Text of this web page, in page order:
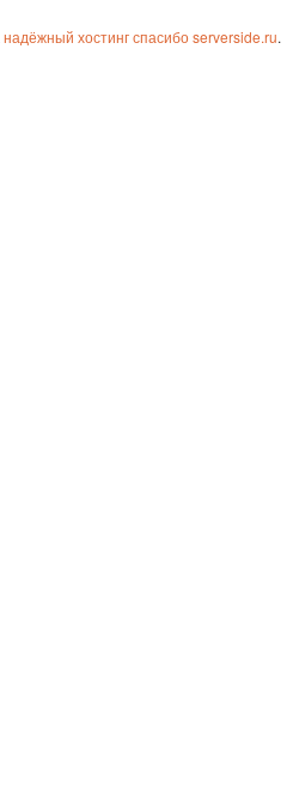
надёжный хостинг спасибо serverside.ru.